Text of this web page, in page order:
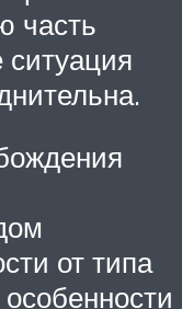
часть
ситуация
от типа